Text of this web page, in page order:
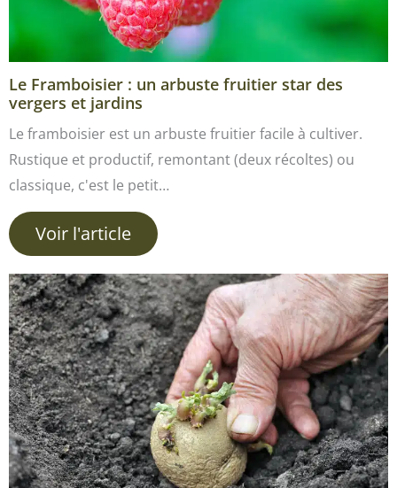
Le Framboisier : un arbuste fruitier star des
vergers et jardins
Le framboisier est un arbuste fruitier facile à cultiver.
Rustique et productif, remontant (deux récoltes) ou
classique, c'est le petit…
Voir l'article